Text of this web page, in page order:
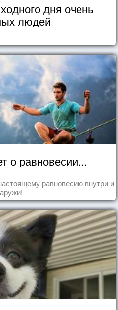
дня очень
людей
о равновесии...
равновесию внутри и